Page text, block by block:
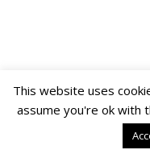
Buzz Ultra Copyright ©
This website uses
assume you're ok with